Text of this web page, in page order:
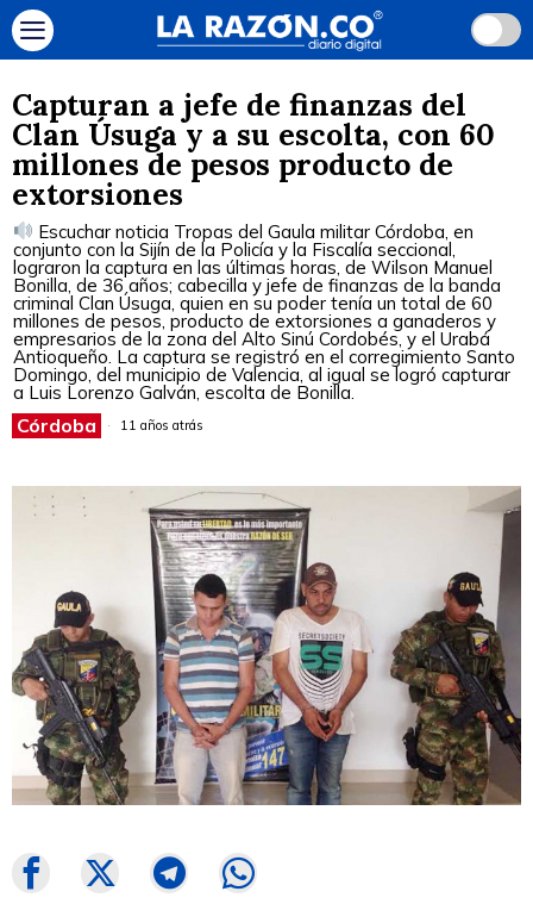
Capturan a jefe de finanzas del
Clan Úsuga y a su escolta, con 60
millones de pesos producto de
extorsiones
Escuchar noticia Tropas del Gaula militar Córdoba, en
conjunto con la Sijín de la Policía y la Fiscalía seccional,
lograron la captura en las últimas horas, de Wilson Manuel
Bonilla, de 36 años; cabecilla y jefe de finanzas de la banda
criminal Clan Úsuga, quien en su poder tenía un total de 60
millones de pesos, producto de extorsiones a ganaderos y
empresarios de la zona del Alto Sinú Cordobés, y el Urabá
Antioqueño. La captura se registró en el corregimiento Santo
Domingo, del municipio de Valencia, al igual se logró capturar
a Luis Lorenzo Galván, escolta de Bonilla.
Córdoba 11 años atrás